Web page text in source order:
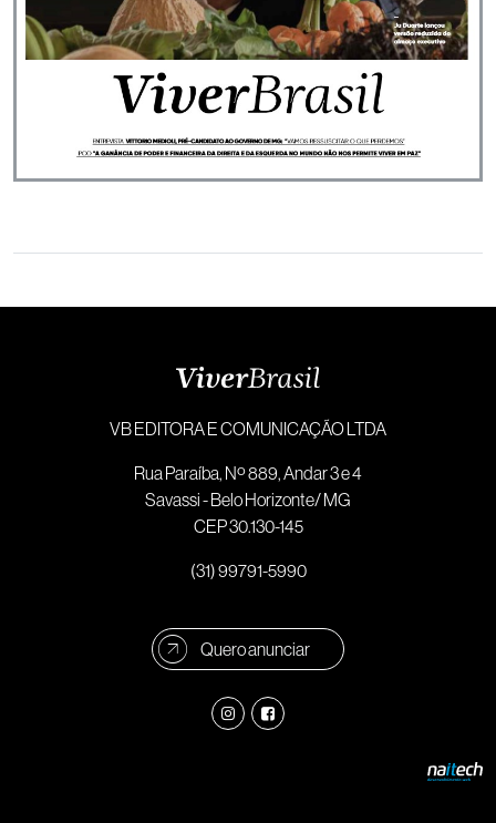
VB EDITORA E COMUNICAÇÃO LTDA
Rua Paraíba, Nº 889, Andar 3 e 4
Savassi - Belo Horizonte/ MG
CEP 30.130-145
(31) 99791-5990
Quero anunciar